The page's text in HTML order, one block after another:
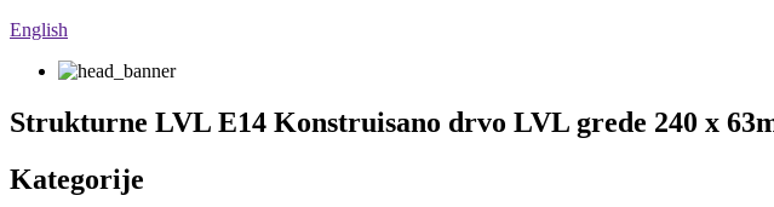
English
Strukturne LVL E14 Konstruisano drvo LVL grede 240 x
Kategorije